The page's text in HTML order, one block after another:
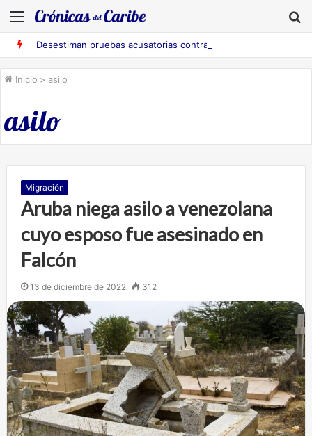
Menú
Inicio > asilo
asilo
Migración
Aruba niega asilo a venezolana
cuyo esposo fue asesinado en
Falcón
13 de diciembre de 2022 312